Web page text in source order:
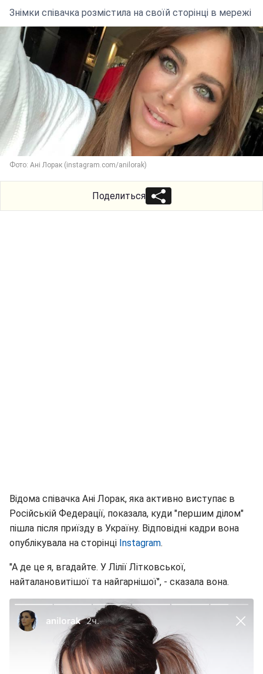
Знімки співачка розмістила на своїй сторінці в мережі
Фото: Ані Лорак (instagram.com/anilorak)
Поделиться
Відома співачка Ані Лорак, яка активно виступає в
Російській Федерації, показала, куди "першим ділом"
пішла після приїзду в Україну. Відповідні кадри вона
опублікувала на сторінці Instagram.
"А де це я, вгадайте. У Лілії Літковської,
найталановитішої та найгарнішої", - сказала вона.